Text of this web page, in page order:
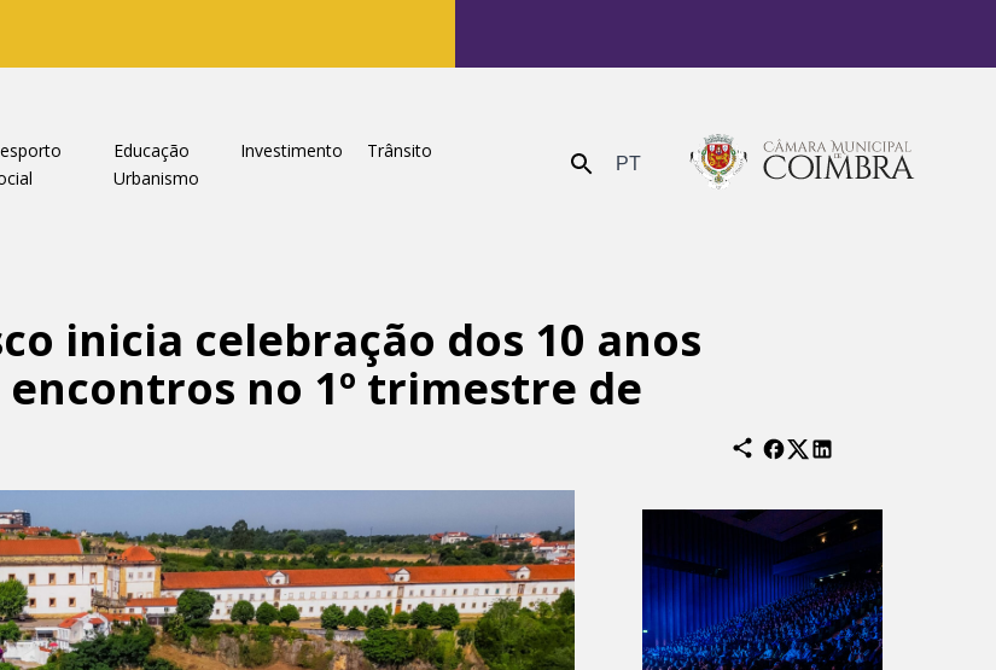
Educação Investimento
Trânsito
Urbanismo Enviar PT
inicia celebração dos 10 anos
no 1º trimestre de